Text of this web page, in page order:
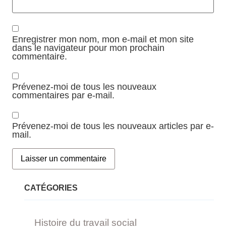
Enregistrer mon nom, mon e-mail et mon site
dans le navigateur pour mon prochain
commentaire.
Prévenez-moi de tous les nouveaux
commentaires par e-mail.
Prévenez-moi de tous les nouveaux articles par e-
mail.
CATÉGORIES
Histoire du travail social